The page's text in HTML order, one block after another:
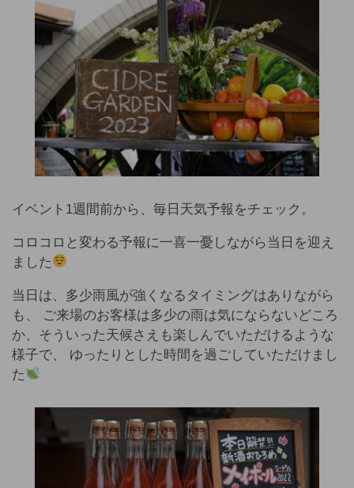
イベント1週間前から、毎日天気予報をチェック。
コロコロと変わる予報に一喜一憂しながら当日を迎え
ました
当日は、多少雨風が強くなるタイミングはありながら
も、 ご来場のお客様は多少の雨は気にならないどころ
か、そういった天候さえも楽しんでいただけるような
様子で、 ゆったりとした時間を過ごしていただけまし
た